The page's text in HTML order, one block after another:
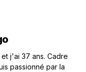
j'ai 37 ans. Cadre
passionné par la